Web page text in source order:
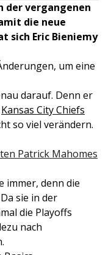
der vergangenen
die neue
sich Eric Bieniemy
um eine
darauf. Denn er
Kansas City Chiefs
so viel verändern.
Patrick Mahomes
immer, denn die
sie in der
die Playoffs
nach